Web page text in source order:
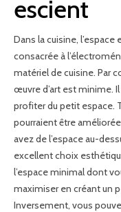
escient
Dans la cuisine,
consacrée à
matériel de cuisine. Par
œuvre d’art est minime.
profiter du petit espace.
pourraient être
avez de l’espace au-
excellent choix
l’espace minimal dont
maximiser en créant un
Inversement, vous